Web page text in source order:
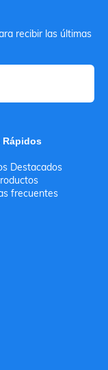
recibir las últimas
Rápidos
Destacados
frecuentes